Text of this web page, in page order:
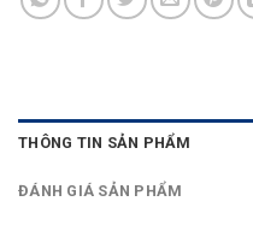
THÔNG TIN SẢN PHẨM
ĐÁNH GIÁ SẢN PHẨM